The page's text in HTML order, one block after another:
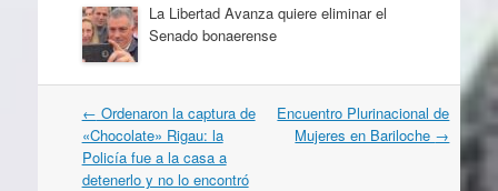
La Libertad Avanza quiere eliminar el
Senado bonaerense
Navegación
por
artículos
← Ordenaron la captura de
«Chocolate» Rigau: la
Policía fue a la casa a
detenerlo y no lo encontró
Encuentro Plurinacional de
Mujeres en Bariloche →